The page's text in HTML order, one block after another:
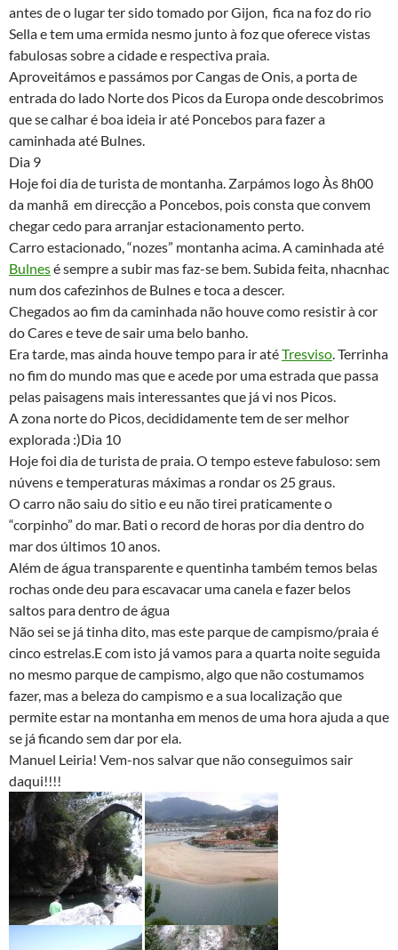
antes de o lugar ter sido tomado por Gijon, fica na foz do rio
Sella e tem uma ermida nesmo junto à foz que oferece vistas
fabulosas sobre a cidade e respectiva praia.
Aproveitámos e passámos por Cangas de Onis, a porta de
entrada do lado Norte dos Picos da Europa onde descobrimos
que se calhar é boa ideia ir até Poncebos para fazer a
caminhada até Bulnes.
Dia 9
Hoje foi dia de turista de montanha. Zarpámos logo Às 8h00
da manhã em direcção a Poncebos, pois consta que convem
chegar cedo para arranjar estacionamento perto.
Carro estacionado, “nozes” montanha acima. A caminhada até
Bulnesé sempre a subir mas faz-se bem. Subida feita, nhacnhac
num dos cafezinhos de Bulnes e toca a descer.
Chegados ao fim da caminhada não houve como resistir à cor
do Cares e teve de sair uma belo banho.
Era tarde, mas ainda houve tempo para ir atéTresviso. Terrinha
no fim do mundo mas que e acede por uma estrada que passa
pelas paisagens mais interessantes que já vi nos Picos.
A zona norte do Picos, decididamente tem de ser melhor
explorada :)Dia 10
Hoje foi dia de turista de praia. O tempo esteve fabuloso: sem
núvens e temperaturas máximas a rondar os 25 graus.
O carro não saiu do sitio e eu não tirei praticamente o
“corpinho” do mar. Bati o record de horas por dia dentro do
mar dos últimos 10 anos.
Além de água transparente e quentinha também temos belas
rochas onde deu para escavacar uma canela e fazer belos
saltos para dentro de água
Não sei se já tinha dito, mas este parque de campismo/praia é
cinco estrelas.E com isto já vamos para a quarta noite seguida
no mesmo parque de campismo, algo que não costumamos
fazer, mas a beleza do campismo e a sua localização que
permite estar na montanha em menos de uma hora ajuda a que
se já ficando sem dar por ela.
Manuel Leiria! Vem-nos salvar que não conseguimos sair
daqui!!!!